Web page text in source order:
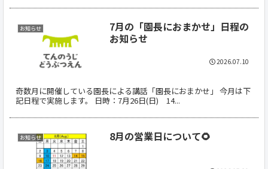
お知らせ
7月の「園長におまかせ」日程の
お知らせ
奇数月に開催している園長による講話「園長におまかせ」 今月は下
記日程で実施します。 日時：7月26日(日) 14...
2026.07.10
お知らせ 8月の営業日について🌻